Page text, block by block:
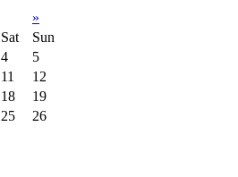
»
Sat
Sun
4
5
11
12
18
19
25
26